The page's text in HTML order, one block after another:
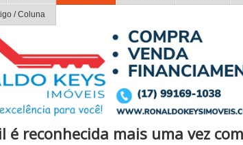
/ Coluna
é reconhecida mais uma vez